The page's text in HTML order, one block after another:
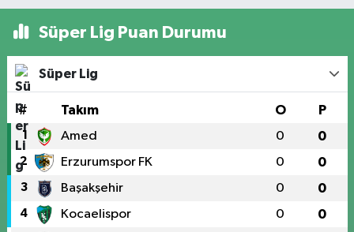
Süper Lig Puan Durumu
Süper Lig
# Takım O P
1 Amed 0 0
2 Erzurumspor FK 0 0
3 Başakşehir 0 0
4 Kocaelispor 0 0